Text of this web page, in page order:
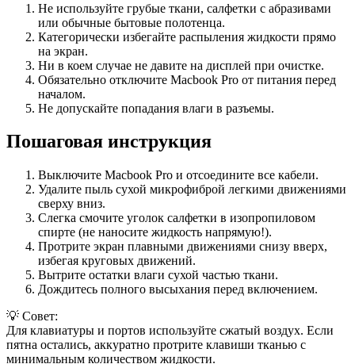
Не используйте грубые ткани, салфетки с абразивами
или обычные бытовые полотенца.
Категорически избегайте распыления жидкости прямо
на экран.
Ни в коем случае не давите на дисплей при очистке.
Обязательно отключите Macbook Pro от питания перед
началом.
Не допускайте попадания влаги в разъемы.
Пошаговая инструкция
Выключите Macbook Pro и отсоедините все кабели.
Удалите пыль сухой микрофиброй легкими движениями
сверху вниз.
Слегка смочите уголок салфетки в изопропиловом
спирте (не наносите жидкость напрямую!).
Протрите экран плавными движениями снизу вверх,
избегая круговых движений.
Вытрите остатки влаги сухой частью ткани.
Дождитесь полного высыхания перед включением.
💡 Совет:
Для клавиатуры и портов используйте сжатый воздух. Если
пятна остались, аккуратно протрите клавиши тканью с
минимальным количеством жидкости.